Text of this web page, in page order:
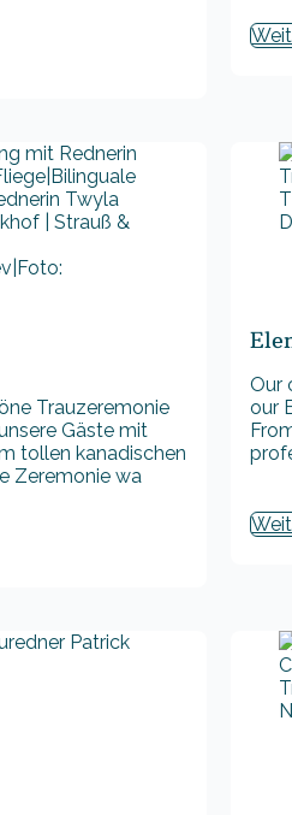
Trauzeremonie
Gäste mit
tollen kanadischen
Zeremonie wa
Our
our